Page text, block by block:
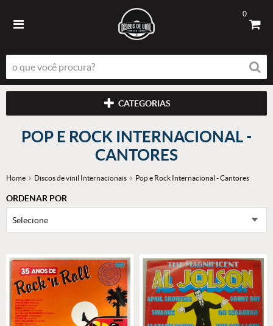
0
CATEGORIAS
POP E ROCK INTERNACIONAL -
CANTORES
Home Discos de vinil Internacionais Pop e Rock Internacional - Cantores
ORDENAR POR
Selecione